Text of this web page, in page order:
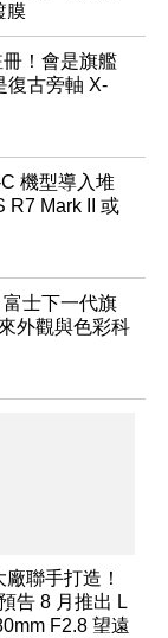
膜
！會是旗艦
復古旁軸 X-
機型導入堆
R7 Mark II 或
士下一代旗
外觀與色彩科
聯手打造！
告 8 月推出 L
F2.8 望遠